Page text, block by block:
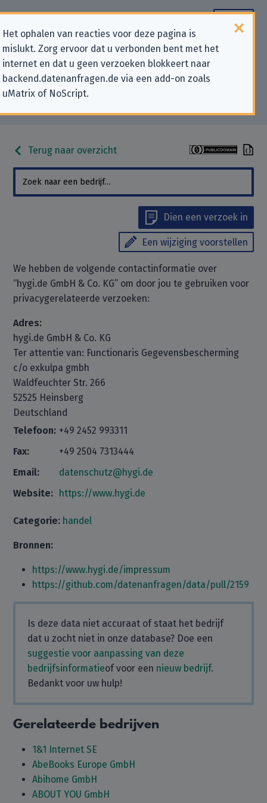
Het ophalen van reacties voor deze pagina is
mislukt. Zorg ervoor dat u verbonden bent met het
internet en dat u geen verzoeken blokkeert naar
backend.datenanfragen.de via een add-on zoals
uMatrix of NoScript.
Contactgegevens voor
privacygerelateerde verzoeken
aan “hygi.de GmbH & Co. KG”
Terug naar overzicht
Dien een verzoek in
Een wijziging voorstellen
We hebben de volgende contactinformatie over
“hygi.de GmbH & Co. KG” om door jou te gebruiken voor
privacygerelateerde verzoeken:
Adres:
hygi.de GmbH & Co. KG
Ter attentie van: Functionaris Gegevensbescherming
c/o exkulpa gmbh
Waldfeuchter Str. 266
52525 Heinsberg
Deutschland
Telefoon: +49 2452 993311
Fax:
+49 2504 7313444
Email:
datenschutz@hygi.de
Website: https://www.hygi.de
Categorie: handel
Bronnen:
https://www.hygi.de/impressum
https://github.com/datenanfragen/data/pull/2159
Is deze data niet accuraat of staat het bedrijf
dat u zocht niet in onze database? Doe een
suggestie voor aanpassing van deze
bedrijfsinformatieof voor een nieuw bedrijf.
Bedankt voor uw hulp!
Gerelateerde bedrijven
1&1 Internet SE
AbeBooks Europe GmbH
Abihome GmbH
ABOUT YOU GmbH